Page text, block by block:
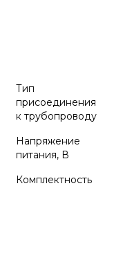
Тип
присоединения
к трубопроводу
Напряжение
питания, В
Комплектность